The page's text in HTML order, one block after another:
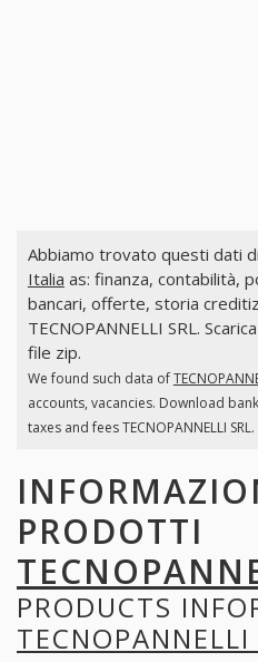
Abbiamo trovato questi dati di
Italia as: finanza, contabilità,
bancari, offerte, storia
TECNOPANNELLI SRL.
file zip.
We found such data of
accounts, vacancies. Download
taxes and fees TECNOPANNELLI
PRODOTTI
PRODUCTS
TECNOPANNELLI